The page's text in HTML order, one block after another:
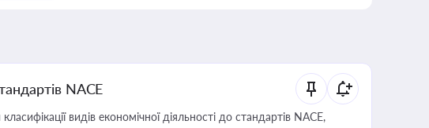
NACE
видів економічної діяльності до стандартів NACE,